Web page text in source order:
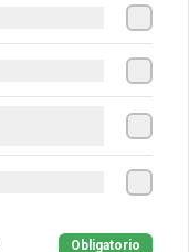
Obligatorio